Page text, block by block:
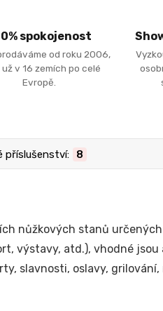
spokojenost
od roku 2006,
v 16 zemích po celé
Evropě.
příslušenství: 8
nůžkových stanů určených
výstavy, atd.), vhodné jsou
slavnosti, oslavy, grilování,